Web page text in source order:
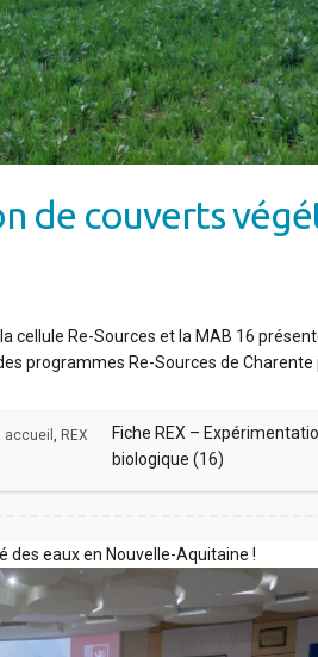
de couverts
cellule Re-Sources et la MAB 16
programmes Re-Sources de Charente
accueil , REX
Fiche REX –
biologique (16)
des eaux en Nouvelle-Aquitaine !